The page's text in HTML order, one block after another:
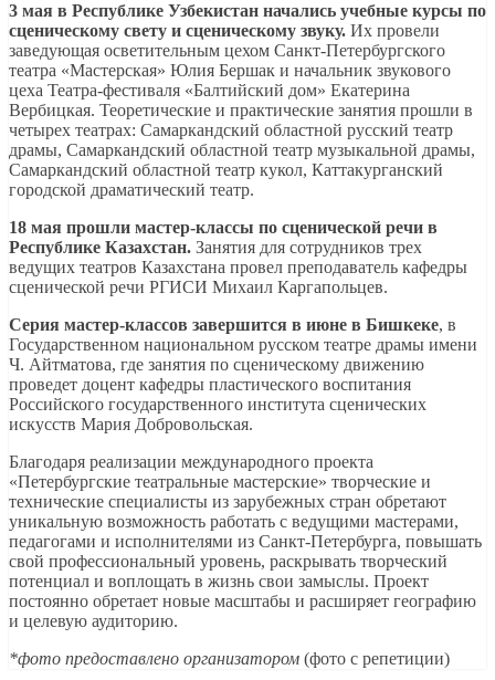
3 мая в Республике Узбекистан начались учебные курсы по
сценическому свету и сценическому звуку. Их провели
заведующая осветительным цехом Санкт-Петербургского
театра «Мастерская» Юлия Бершак и начальник звукового
цеха Театра-фестиваля «Балтийский дом» Екатерина
Вербицкая. Теоретические и практические занятия прошли в
четырех театрах: Самаркандский областной русский театр
драмы, Самаркандский областной театр музыкальной драмы,
Самаркандский областной театр кукол, Каттакурганский
городской драматический театр.
18 мая прошли мастер-классы по сценической речи в
Республике Казахстан. Занятия для сотрудников трех
ведущих театров Казахстана провел преподаватель кафедры
сценической речи РГИСИ Михаил Каргапольцев.
Серия мастер-классов завершится в июне в Бишкеке, в
Государственном национальном русском театре драмы имени
Ч. Айтматова, где занятия по сценическому движению
проведет доцент кафедры пластического воспитания
Российского государственного института сценических
искусств Мария Добровольская.
Благодаря реализации международного проекта
«Петербургские театральные мастерские» творческие и
технические специалисты из зарубежных стран обретают
уникальную возможность работать с ведущими мастерами,
педагогами и исполнителями из Санкт-Петербурга, повышать
свой профессиональный уровень, раскрывать творческий
потенциал и воплощать в жизнь свои замыслы. Проект
постоянно обретает новые масштабы и расширяет географию
и целевую аудиторию.
*фото предоставлено организатором (фото с репетиции)